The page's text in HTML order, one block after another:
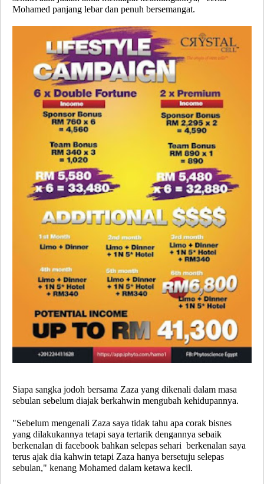
Mohamed panjang lebar dan penuh bersemangat.
Siapa sangka jodoh bersama Zaza yang dikenali dalam masa
sebulan sebelum diajak berkahwin mengubah kehidupannya.
"Sebelum mengenali Zaza saya tidak tahu apa corak bisnes
yang dilakukannya tetapi saya tertarik dengannya sebaik
berkenalan di facebook bahkan selepas sehari berkenalan saya
terus ajak dia kahwin tetapi Zaza hanya bersetuju selepas
sebulan," kenang Mohamed dalam ketawa kecil.